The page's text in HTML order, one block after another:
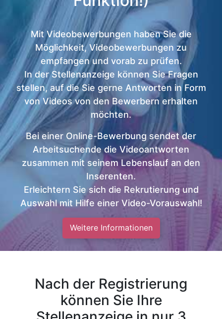
Mit Videobewerbungen haben Sie die
Möglichkeit, Videobewerbungen zu
empfangen und vorab zu prüfen.
In der Stellenanzeige können Sie Fragen
stellen, auf die Sie gerne Antworten in Form
von Videos von den Bewerbern erhalten
möchten.
Bei einer Online-Bewerbung sendet der
Arbeitsuchende die Videoantworten
zusammen mit seinem Lebenslauf an den
Inserenten.
Erleichtern Sie sich die Rekrutierung und
Auswahl mit Hilfe einer Video-Vorauswahl!
Weitere Informationen
Nach der Registrierung
können Sie Ihre